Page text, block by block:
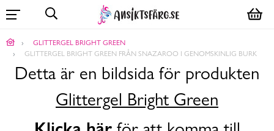
GLITTERGEL BRIGHT GREEN
GLITTERGEL BRIGHT GREEN FRÅN SNAZAROO I GENOMSKINLIG BURK
Detta är en bildsida för produkten
Glittergel Bright Green